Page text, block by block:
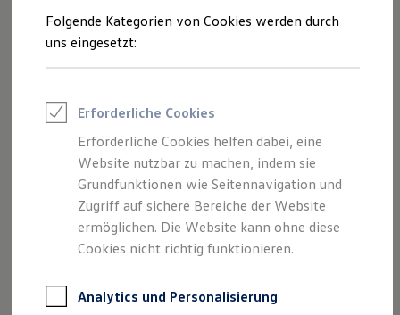
Saisonangebote
Reifenpakete
Leasing
Leasing-Angebote
Elektroauto Leasing
Kleinwagen-Leasing
Leasing ohne Anzahlung
Finanzierung
Autokredit mit Schlussrate
Versicherungen und Garantien
Kfz-Versicherung
Restschuldversicherungen
Garantien
Professional Class bei Volkswagen
Ihre
Schritte
Probefahrt vereinbaren
Fahrzeugangebot anfordern
Folgende Kategorien von Cookies werden durch
uns eingesetzt:
Erforderliche Cookies
Erforderliche Cookies helfen dabei, eine
Website nutzbar zu machen, indem sie
Grundfunktionen wie Seitennavigation und
Zugriff auf sichere Bereiche der Website
ermöglichen. Die Website kann ohne diese
Cookies nicht richtig funktionieren.
Analytics und Personalisierung